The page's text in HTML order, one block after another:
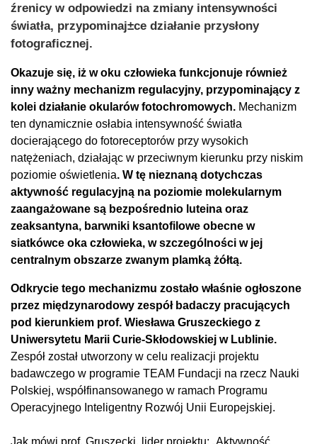
źrenicy w odpowiedzi na zmiany intensywności
światła, przypominaj±ce działanie przysłony
fotograficznej.
Okazuje się, iż w oku człowieka funkcjonuje również
inny ważny mechanizm regulacyjny, przypominający z
kolei działanie okularów fotochromowych. Mechanizm
ten dynamicznie osłabia intensywność światła
docierającego do fotoreceptorów przy wysokich
natężeniach, działając w przeciwnym kierunku przy niskim
poziomie oświetlenia. W tę nieznaną dotychczas
aktywność regulacyjną na poziomie molekularnym
zaangażowane są bezpośrednio luteina oraz
zeaksantyna, barwniki ksantofilowe obecne w
siatkówce oka człowieka, w szczególności w jej
centralnym obszarze zwanym plamką żółtą.
Odkrycie tego mechanizmu zostało właśnie ogłoszone
przez międzynarodowy zespół badaczy pracujących
pod kierunkiem prof. Wiesława Gruszeckiego z
Uniwersytetu Marii Curie-Skłodowskiej w Lublinie.
Zespół został utworzony w celu realizacji projektu
badawczego w programie TEAM Fundacji na rzecz Nauki
Polskiej, współfinansowanego w ramach Programu
Operacyjnego Inteligentny Rozwój Unii Europejskiej.
Jak mówi prof. Gruszecki, lider projektu: „Aktywność